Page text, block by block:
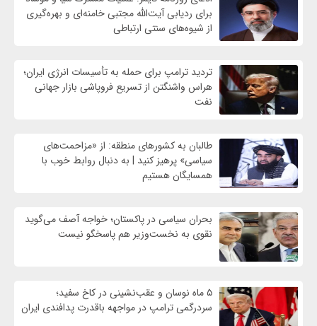
برای ردیابی آیت‌الله مجتبی خامنه‌ای و بهره‌گیری
از شیوه‌های سنتی ارتباطی
تردید ترامپ برای حمله به تأسیسات انرژی ایران؛
هراس واشنگتن از تسریع فروپاشی بازار جهانی
نفت
طالبان به کشورهای منطقه: از «مزاحمت‌های
سیاسی» پرهیز کنید | به دنبال روابط خوب با
همسایگان هستیم
بحران سیاسی در پاکستان؛ خواجه آصف می‌گوید
نقوی به نخست‌وزیر هم پاسخگو نیست
۵ ماه نوسان و عقب‌نشینی در کاخ سفید؛
سردرگمی ترامپ در مواجهه باقدرت پدافندی ایران